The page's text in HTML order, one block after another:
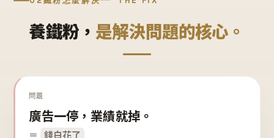
養鐵粉， 是解決問題的核心。
問題
廣告一停，業績就掉。
＝ 錢白花了